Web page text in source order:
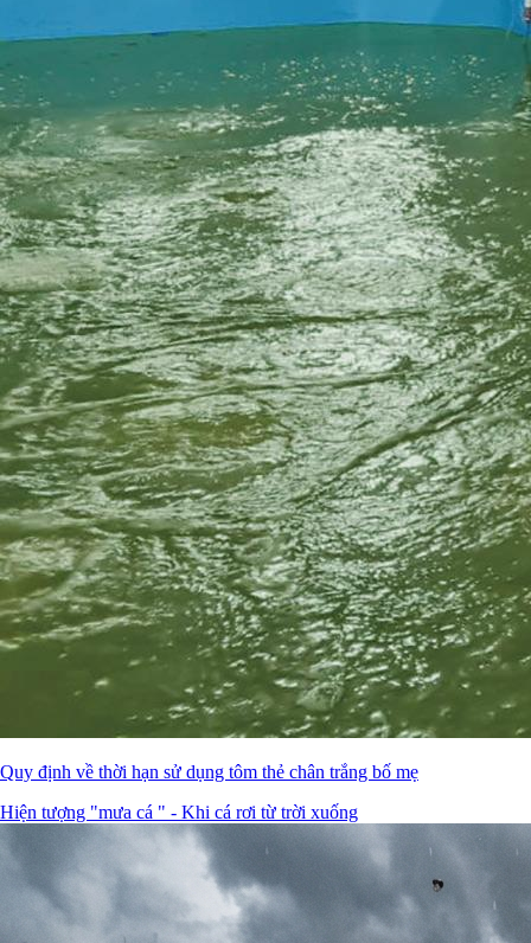
Quy định về thời hạn sử dụng tôm thẻ chân trắng bố mẹ
Hiện tượng "mưa cá " - Khi cá rơi từ trời xuống